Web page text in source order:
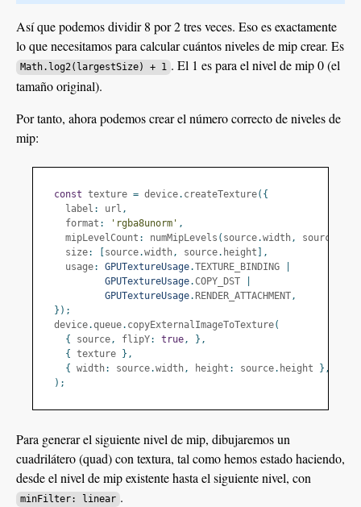
Así que podemos dividir 8 por 2 tres veces. Eso es exactamente
lo que necesitamos para calcular cuántos niveles de mip crear. Es
Math.log2(largestSize) + 1 . El 1 es para el nivel de mip 0 (el
tamaño original).
Por tanto, ahora podemos crear el número correcto de niveles de
mip:
const texture = device. createTexture({
    label
: url ,
    format
: 'rgba8unorm' ,
    mipLevelCount
: numMipLevels ( source.width, source
    size
: source.width, source. height ],
    usage
: GPUTextureUsage.TEXTURE_BINDING
GPUTextureUsage.COPY_DST
GPUTextureUsage. RENDER_ATTACHMENT,
});
  device
.queue. copyExternalImageToTexture(
{
source, flipY: true,
},
{
texture
},
{
width: source.width, height : source. height
},
);
Para generar el siguiente nivel de mip, dibujaremos un
cuadrilátero (quad) con textura, tal como hemos estado haciendo,
desde el nivel de mip existente hasta el siguiente nivel, con
minFilter: linear .